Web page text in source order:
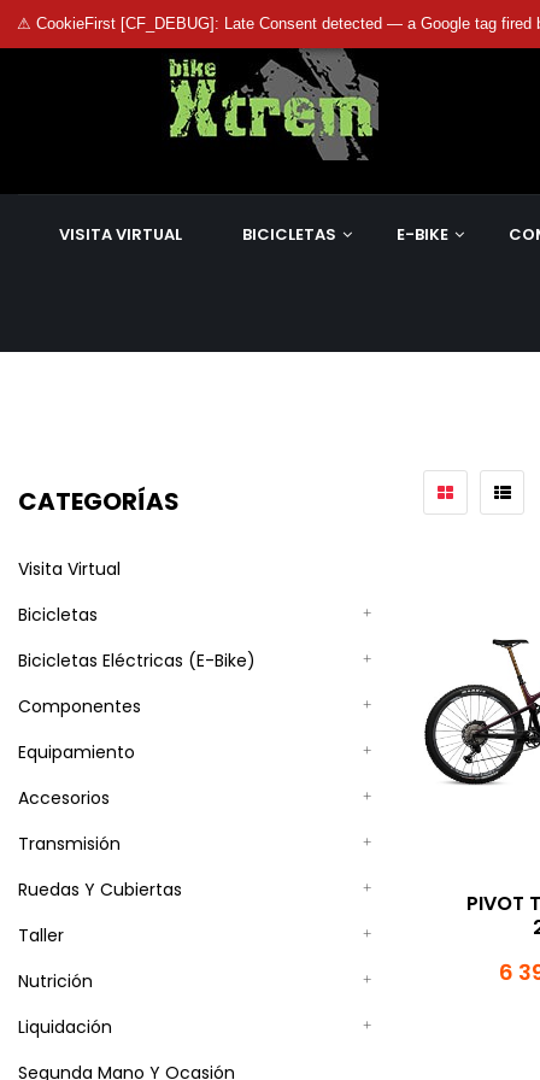
⚠ CookieFirst [CF_DEBUG]: Late Consent detected — a Google tag fired
VISITA VIRTUAL BICICLETAS E-BIKE
CATEGORÍAS
Visita Virtual
Bicicletas
Bicicletas Eléctricas (E-Bike)
Componentes
Equipamiento
Accesorios
Transmisión
Ruedas Y Cubiertas
Taller
Nutrición
Liquidación
Segunda Mano Y Ocasión
PIVOT
6